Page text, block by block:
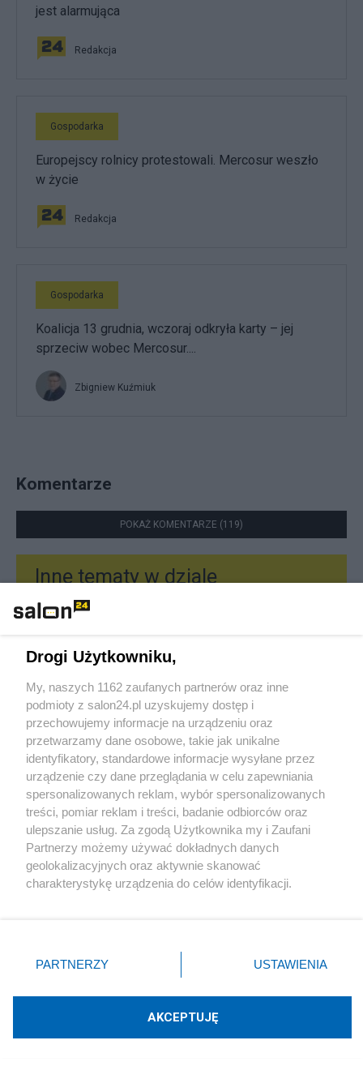
jest alarmująca
Redakcja
Gospodarka
Europejscy rolnicy protestowali. Mercosur weszło
w życie
Redakcja
Gospodarka
Koalicja 13 grudnia, wczoraj odkryła karty – jej
sprzeciw wobec Mercosur....
Zbigniew Kuźmiuk
Komentarze
POKAŻ KOMENTARZE (119)
Inne tematy w dziale
Gospodarka
#Biznes
PZPN traci kluczowego sponsora.
Brzoska i InPost kończą długi etap
Redakcja
To koniec tej sieci w Polsce. Klienci zobaczą zupełnie
Drogi Użytkowniku,
My, naszych 1162 zaufanych partnerów oraz inne
podmioty z salon24.pl uzyskujemy dostęp i
przechowujemy informacje na urządzeniu oraz
przetwarzamy dane osobowe, takie jak unikalne
identyfikatory, standardowe informacje wysyłane przez
urządzenie czy dane przeglądania w celu zapewniania
spersonalizowanych reklam, wybór spersonalizowanych
treści, pomiar reklam i treści, badanie odbiorców oraz
ulepszanie usług. Za zgodą Użytkownika my i Zaufani
Partnerzy możemy używać dokładnych danych
geolokalizacyjnych oraz aktywnie skanować
charakterystykę urządzenia do celów identyfikacji.
zmienić/wycofać klikając przycisk ustawień prywatności
znajdujący się w lewym dolnym rogu strony
rodzaje przetwarzania danych nie wymagają zgody
użytkownika, ale masz prawo sprzeciwić się takiemu
PARTNERZY USTAWIENIA
AKCEPTUJĘ